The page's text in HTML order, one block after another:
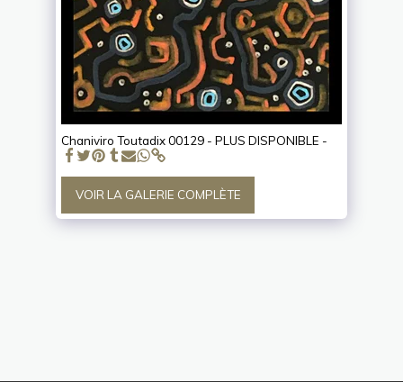
Chaniviro Toutadix 00129 - PLUS DISPONIBLE -
VOIR LA GALERIE COMPLÈTE